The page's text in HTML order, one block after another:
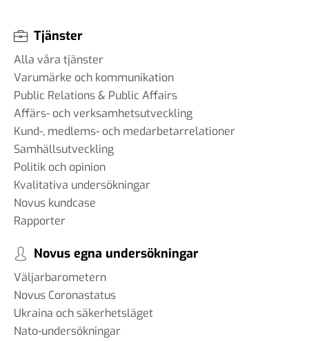
Tjänster
Alla våra tjänster
Varumärke och kommunikation
Public Relations & Public Affairs
Affärs- och verksamhetsutveckling
Kund-, medlems- och medarbetarrelationer
Samhällsutveckling
Politik och opinion
Kvalitativa undersökningar
Novus kundcase
Rapporter
Novus egna undersökningar
Väljarbarometern
Novus Coronastatus
Ukraina och säkerhetsläget
Nato-undersökningar